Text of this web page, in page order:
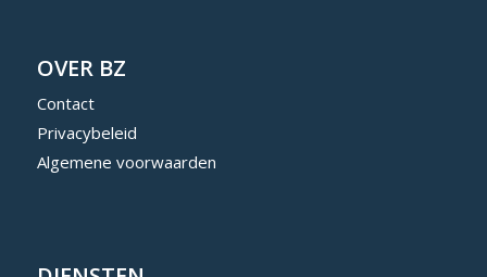
OVER BZ
Contact
Privacybeleid
Algemene voorwaarden